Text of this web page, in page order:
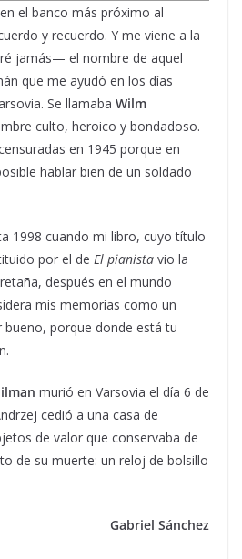
el banco más próximo al
y recuerdo. Y me viene a la
jamás— el nombre de aquel
que me ayudó en los días
Se llamaba Wilm
culto, heroico y bondadoso.
en 1945 porque en
hablar bien de un soldado
1998 cuando mi libro, cuyo título
por el de El pianista vio la
después en el mundo
mis memorias como un
porque donde está tu
murió en Varsovia el día 6 de
cedió a una casa de
de valor que conservaba de
de su muerte: un reloj de bolsillo
Gabriel Sánchez